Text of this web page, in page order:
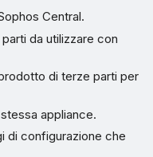
Central.
da utilizzare con
di terze parti per
appliance.
di configurazione che